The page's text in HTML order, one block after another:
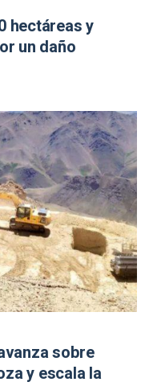
hectáreas y
un daño
sobre
y escala la